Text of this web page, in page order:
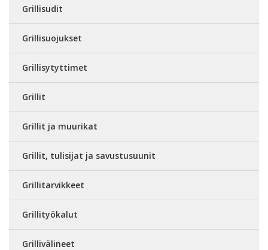
Grillisudit
Grillisuojukset
Grillisytyttimet
Grillit
Grillit ja muurikat
Grillit, tulisijat ja savustusuunit
Grillitarvikkeet
Grillityökalut
Grillivälineet